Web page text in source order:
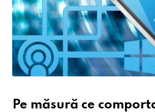
Pe măsură ce